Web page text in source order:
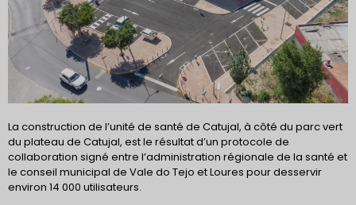
La construction de l’unité de santé de Catujal, à côté du parc vert
du plateau de Catujal, est le résultat d’un protocole de
collaboration signé entre l’administration régionale de la santé et
le conseil municipal de Vale do Tejo et Loures pour desservir
environ 14 000 utilisateurs.